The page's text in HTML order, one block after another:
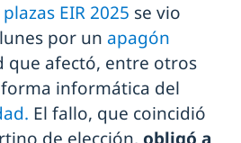
EIR 2025 se vio
por un apagón
que afectó, entre otros
informática del
El fallo, que coincidió